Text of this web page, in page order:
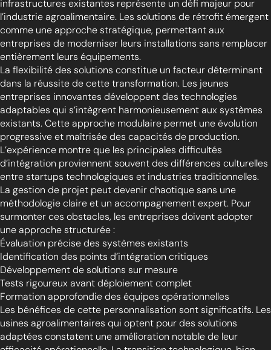
infrastructures existantes représente un défi majeur pour
l’industrie agroalimentaire. Les solutions de rétrofit émergent
comme une approche stratégique, permettant aux
entreprises de moderniser leurs installations sans remplacer
entièrement leurs équipements.
La flexibilité des solutions constitue un facteur déterminant
dans la réussite de cette transformation. Les jeunes
entreprises innovantes développent des technologies
adaptables qui s’intègrent harmonieusement aux systèmes
existants. Cette approche modulaire permet une évolution
progressive et maîtrisée des capacités de production.
L’expérience montre que les principales difficultés
d’intégration proviennent souvent des différences culturelles
entre startups technologiques et industries traditionnelles.
La gestion de projet peut devenir chaotique sans une
méthodologie claire et un accompagnement expert. Pour
surmonter ces obstacles, les entreprises doivent adopter
une approche structurée :
Évaluation précise des systèmes existants
Identification des points d’intégration critiques
Développement de solutions sur mesure
Tests rigoureux avant déploiement complet
Formation approfondie des équipes opérationnelles
Les bénéfices de cette personnalisation sont significatifs. Les
usines agroalimentaires qui optent pour des solutions
adaptées constatent une amélioration notable de leur